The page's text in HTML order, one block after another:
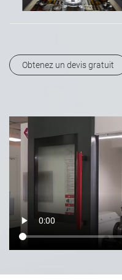
Obtenez un devis gratuit